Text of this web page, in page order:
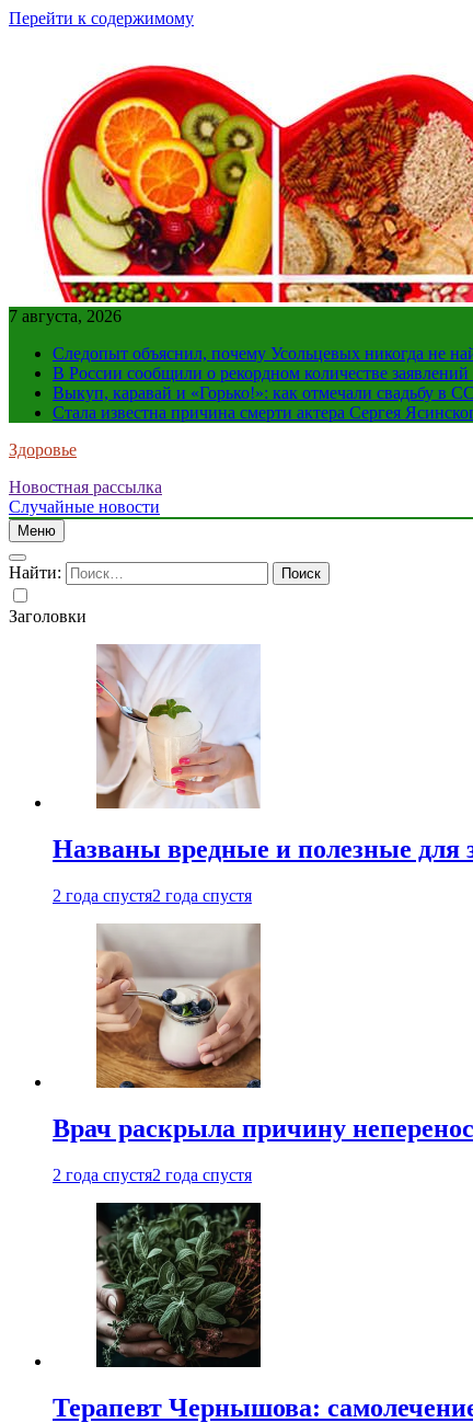
Перейти к содержимому
7 августа, 2026
Следопыт объяснил, почему Усольцевых никогда не
В России сообщили о рекордном количестве
Выкуп, каравай и «Горько!»: как отмечали свадьбу в
Стала известна причина смерти актера Сергея
Здоровье
Новостная рассылка
Случайные новости
Меню
Найти:
Заголовки
Названы вредные и полезные для
2 года спустя2 года спустя
Врач раскрыла причину
2 года спустя2 года спустя
Терапевт Чернышова: